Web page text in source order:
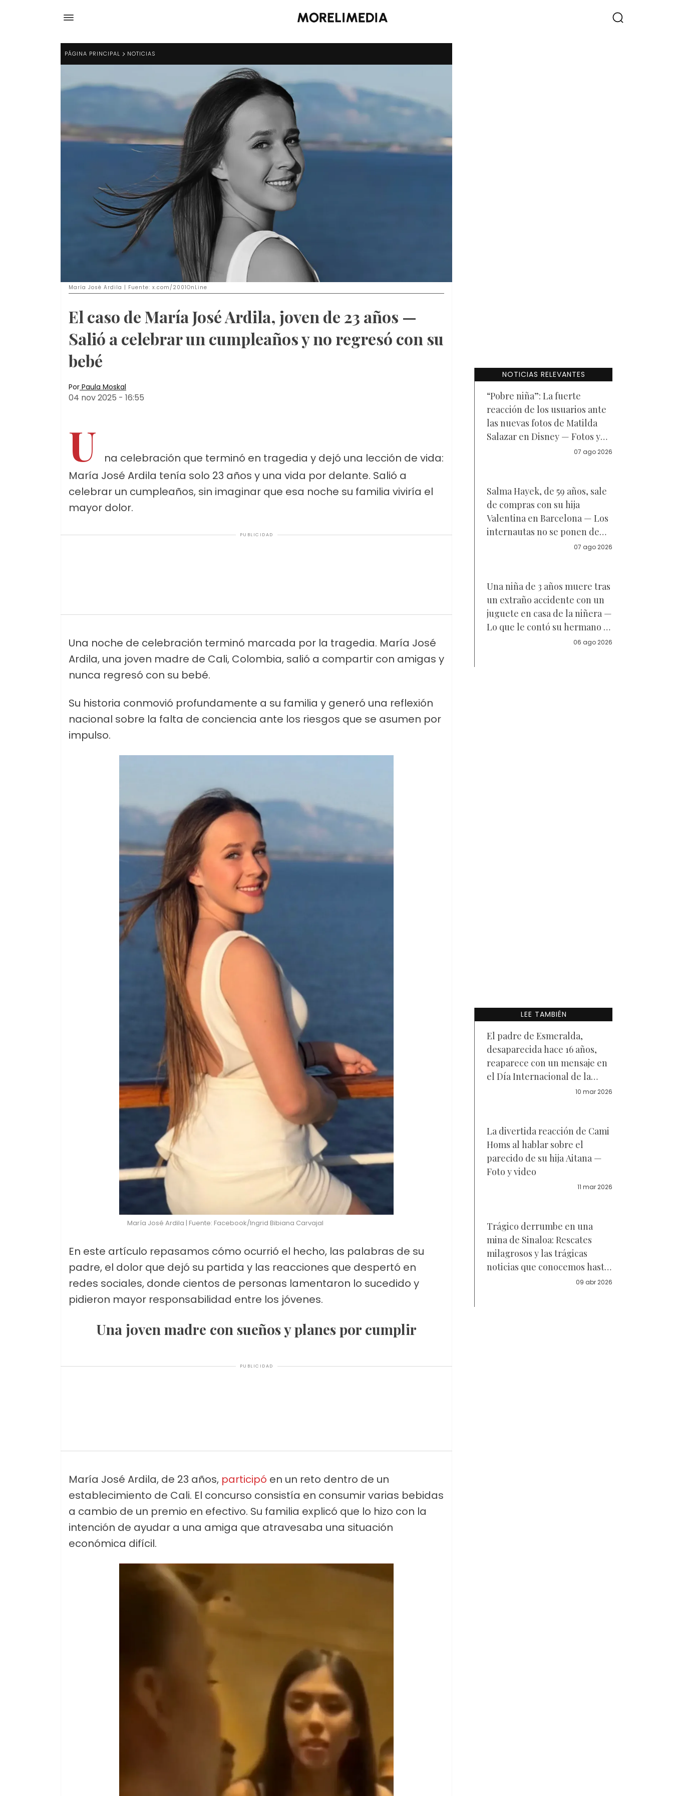
PÁGINA PRINCIPAL NOTICIAS
María José Ardila | Fuente: x.com/2001OnLine
El caso de María José Ardila, joven de 23 años —
Salió a celebrar un cumpleaños y no regresó con su
bebé
Por Paula Moskal
04 nov 2025 - 16:55
U
na celebración que terminó en tragedia y dejó una lección de vida:
María José Ardila tenía solo 23 años y una vida por delante. Salió a
celebrar un cumpleaños, sin imaginar que esa noche su familia viviría el
mayor dolor.
PUBLICIDAD
Una noche de celebración terminó marcada por la tragedia. María José
Ardila, una joven madre de Cali, Colombia, salió a compartir con amigas y
nunca regresó con su bebé.
Su historia conmovió profundamente a su familia y generó una reflexión
nacional sobre la falta de conciencia ante los riesgos que se asumen por
impulso.
María José Ardila | Fuente: Facebook/Ingrid Bibiana Carvajal
En este artículo repasamos cómo ocurrió el hecho, las palabras de su
padre, el dolor que dejó su partida y las reacciones que despertó en
redes sociales, donde cientos de personas lamentaron lo sucedido y
pidieron mayor responsabilidad entre los jóvenes.
Una joven madre con sueños y planes por cumplir
PUBLICIDAD
María José Ardila, de 23 años, participó en un reto dentro de un
establecimiento de Cali. El concurso consistía en consumir varias bebidas
a cambio de un premio en efectivo. Su familia explicó que lo hizo con la
intención de ayudar a una amiga que atravesaba una situación
económica difícil.
NOTICIAS RELEVANTES
“Pobre niña”: La fuerte
reacción de los usuarios ante
las nuevas fotos de Matilda
Salazar en Disney — Fotos y
07 ago 2026
Salma Hayek, de 59 años, sale
de compras con su hija
Valentina en Barcelona — Los
internautas no se ponen de
acuerdo sobre a quién se07 ago 2026
Una niña de 3 años muere tras
un extraño accidente con un
juguete en casa de la niñera —
Lo que le contó su hermano a
06 ago 2026
LEE TAMBIÉN
El padre de Esmeralda,
desaparecida hace 16 años,
reaparece con un mensaje en
el Día Internacional de la
10 mar 2026
La divertida reacción de Cami
Homs al hablar sobre el
parecido de su hija Aitana —
Foto y video
11 mar 2026
Trágico derrumbe en una
mina de Sinaloa: Rescates
milagrosos y las trágicas
noticias que conocemos hasta
09 abr 2026